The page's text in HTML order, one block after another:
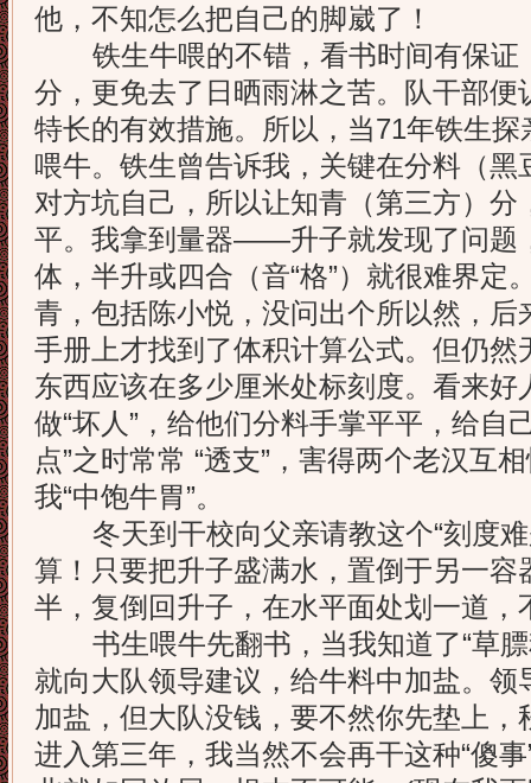
他，不知怎么把自己的脚崴了！
铁生牛喂的不错，看书时间有保证
分，更免去了日晒雨淋之苦。队干部便
特长的有效措施。所以，当71年铁生
喂牛。铁生曾告诉我，关键在分料（
对方坑自己，所以让知青（第三方）
平。我拿到量器——升子就发现了问题
体，半升或四合（音“格”）就很难界定
青，包括陈小悦，没问出个所以然，后
手册上才找到了体积计算公式。但仍然
东西应该在多少厘米处标刻度。看来好
做“坏人”，给他们分料手掌平平，给自
点”之时常常 “透支”，害得两个老汉
我“中饱牛胃”。
冬天到干校向父亲请教这个“刻度难
算！只要把升子盛满水，置倒于另一容
半，复倒回升子，在水平面处划一道，
书生喂牛先翻书，当我知道了“草膘
就向大队领导建议，给牛料中加盐。
加盐，但大队没钱，要不然你先垫上
进入第三年，我当然不会再干这种“傻